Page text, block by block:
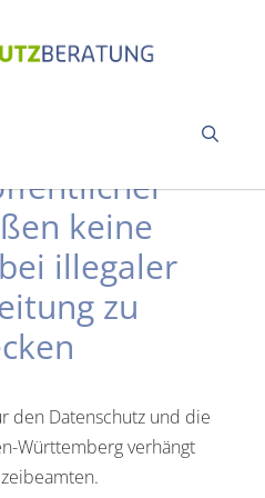
keine
illegaler
zu
den Datenschutz und die
Württemberg verhängt